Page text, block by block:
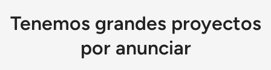
Tenemos grandes proyectos
por anunciar